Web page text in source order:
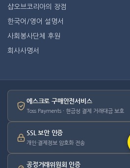
샵오브코리아의 장점
한국어/영어 설명서
사회봉사단체 후원
회사사명서
에스크로 구매안전서비스
Toss Payments · 현금성 결제 거래대금 보호
SSL 보안 인증
개인·결제정보 암호화 전송
공정거래위원회 인증